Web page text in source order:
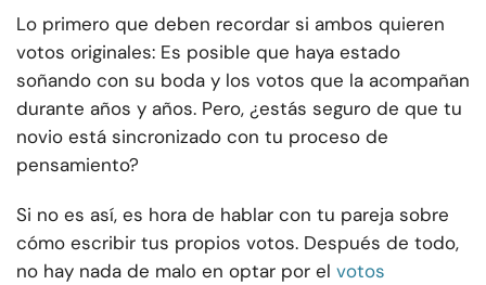
Lo primero que deben recordar si ambos quieren
votos originales: Es posible que haya estado
soñando con su boda y los votos que la acompañan
durante años y años. Pero, ¿estás seguro de que tu
novio está sincronizado con tu proceso de
pensamiento?
Si no es así, es hora de hablar con tu pareja sobre
cómo escribir tus propios votos. Después de todo,
no hay nada de malo en optar por el votos